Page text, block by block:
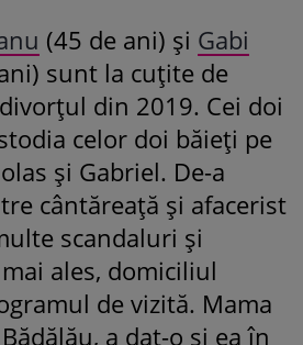
(45 de ani) și Gabi
sunt la cuțite de
din 2019. Cei doi
celor doi băieți pe
și Gabriel. De-a
cântăreață și afacerist
scandaluri și
ales, domiciliul
de vizită. Mama
a dat-o și ea în